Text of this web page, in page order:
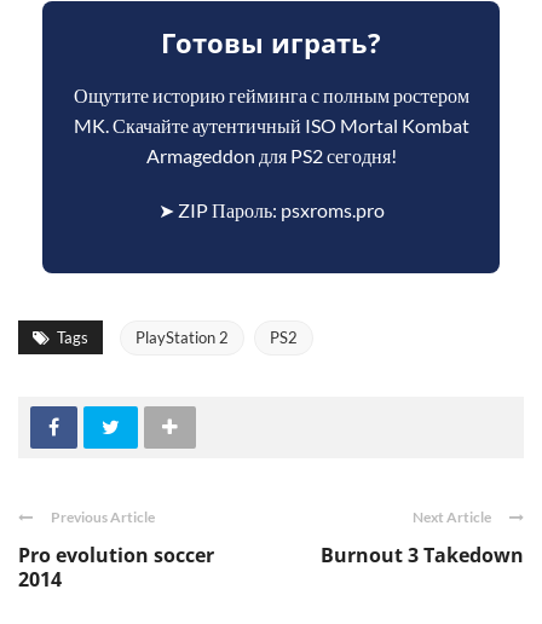
Готовы играть?
Ощутите историю гейминга с полным ростером
MK. Скачайте аутентичный ISO Mortal Kombat
Armageddon для PS2 сегодня!
➤ ZIP Пароль: psxroms.pro
Tags PlayStation 2 PS2
Previous Article
Pro evolution soccer
2014
Next Article
Burnout 3 Takedown